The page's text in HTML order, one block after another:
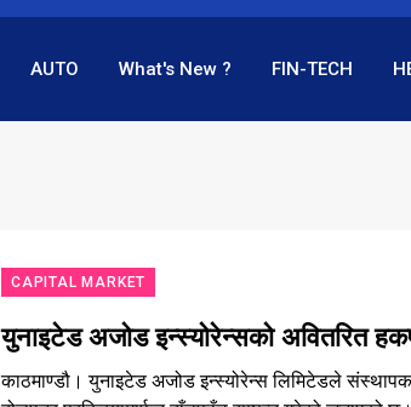
AUTO What's New ? FIN-TECH
CAPITAL MARKET
युनाइटेड अजोड इन्स्योरेन्सको अवितरित
काठमाण्डौ। युनाइटेड अजोड इन्स्योरेन्स लिमिटेडले